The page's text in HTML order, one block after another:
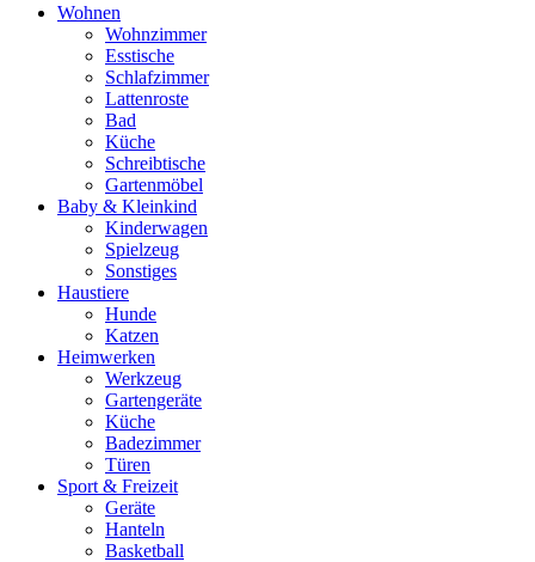
Wohnen
Wohnzimmer
Esstische
Schlafzimmer
Lattenroste
Bad
Küche
Schreibtische
Gartenmöbel
Baby & Kleinkind
Kinderwagen
Spielzeug
Sonstiges
Haustiere
Hunde
Katzen
Heimwerken
Werkzeug
Gartengeräte
Küche
Badezimmer
Türen
Sport & Freizeit
Geräte
Hanteln
Basketball